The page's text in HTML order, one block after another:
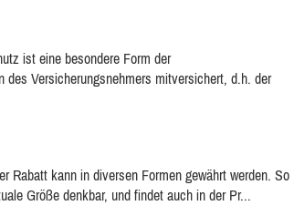
ist eine besondere Form der
des Versicherungsnehmers mitversichert, d.h. der
Rabatt kann in diversen Formen gewährt werden. So
Größe denkbar, und findet auch in der Pr...